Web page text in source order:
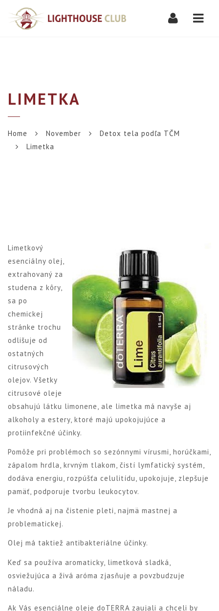
LIMETKA
Home November
Detox tela podľa TČM
Limetka
Limetkový
esenciálny olej,
extrahovaný za
studena z kôry,
sa po
chemickej
stránke trochu
odlišuje od
ostatných
citrusových
olejov. Všetky
citrusové oleje
obsahujú látku limonene, ale limetka má navyše aj
alkoholy a estery, ktoré majú upokojujúce a
protiinfekčné účinky.
Pomôže pri problémoch so sezónnymi vírusmi, horúčkami,
zápalom hrdla, krvným tlakom, čistí lymfatický systém,
dodáva energiu, rozpúšťa celulitídu, upokojuje, zlepšuje
pamäť, podporuje tvorbu leukocytov.
Je vhodná aj na čistenie pleti, najmä mastnej a
problematickej.
Olej má taktiež antibakteriálne účinky.
Keď sa používa aromaticky, limetková sladká,
osviežujúca a živá aróma zjasňuje a povzbudzuje
náladu.
Ak Vás esenciálne oleje doTERRA zaujali a chceli by